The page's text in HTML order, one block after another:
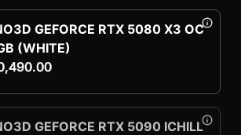
GEFORCE RTX 5080 X3 OC
(WHITE)
GEFORCE RTX 5090 ICHILL